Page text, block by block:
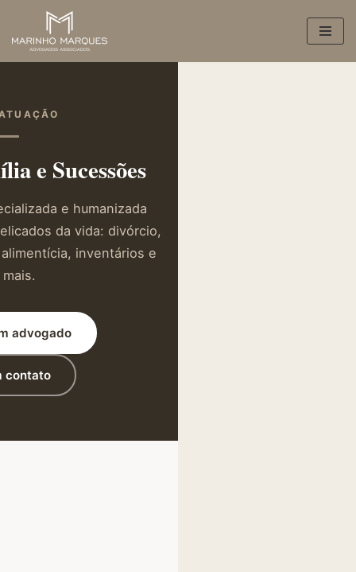
Pular
para
conteúdo
e Sucessões
e humanizada
da vida: divórcio,
inventários e
advogado
contato